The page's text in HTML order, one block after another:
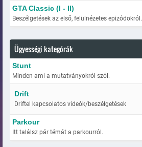
GTA Classic (I - II)
Beszélgetések az első, felülnézetes epizódokról.
Ügyességi kategórák
Stunt
Minden ami a mutatványokról szól.
Drift
Driftel kapcsolatos videók/beszélgetések
Parkour
Itt találsz pár témát a parkourról.